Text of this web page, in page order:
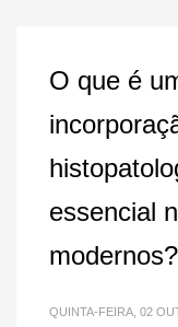
O que é
essencial
modernos?
QUINTA-FEIRA, 02